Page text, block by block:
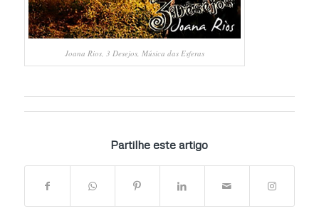
Joana Rios, 3 Desejos, Música das Esferas
Partilhe este artigo